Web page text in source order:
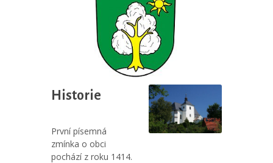
Historie
První písemná
zmínka o obci
pochází z roku 1414.